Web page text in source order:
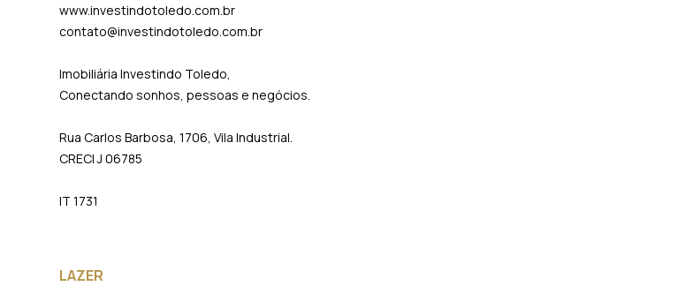
www.investindotoledo.com.br
contato@investindotoledo.com.br
Imobiliária Investindo Toledo,
Conectando sonhos, pessoas e negócios.
Rua Carlos Barbosa, 1706, Vila Industrial.
CRECI J 06785
IT 1731
LAZER